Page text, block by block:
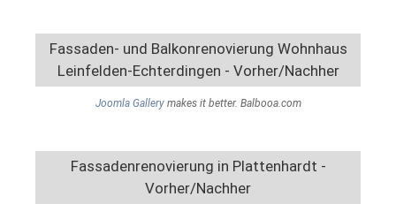
Fassaden- und Balkonrenovierung Wohnhaus
Leinfelden-Echterdingen - Vorher/Nachher
Joomla Gallerymakes it better. Balbooa.com
Fassadenrenovierung in Plattenhardt -
Vorher/Nachher